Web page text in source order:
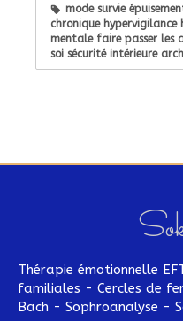
mode survie
chronique hypervigilance
mentale faire passer les
soi sécurité intérieure
Thérapie émotionnelle
familiales - Cercles de
Bach - Sophroanalyse -